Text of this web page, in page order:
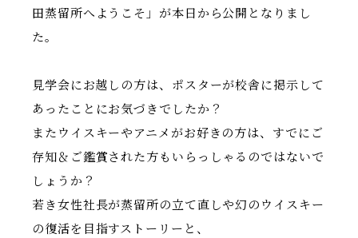
田蒸留所へようこそ」が本日から公開となりまし
た。
見学会にお越しの方は、ポスターが校舎に掲示して
あったことにお気づきでしたか？
またウイスキーやアニメがお好きの方は、すでにご
存知＆ご鑑賞された方もいらっしゃるのではないで
しょうか？
若き女性社長が蒸留所の立て直しや幻のウイスキー
の復活を目指すストーリーと、